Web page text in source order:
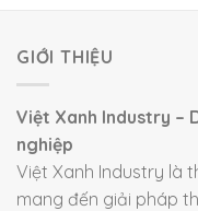
GIỚI THIỆU
Việt Xanh Industry –
nghiệp
Việt Xanh Industry là
mang đến giải pháp